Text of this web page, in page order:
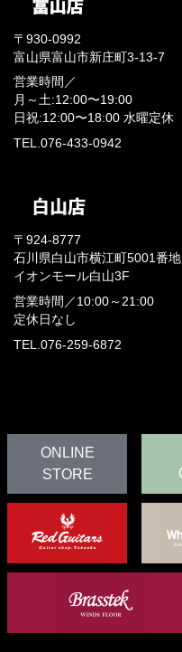
〒930-0992
富山県富山市新庄町3-13-7
営業時間／
月～土:12:00〜19:00
日祝:12:00〜18:00 水曜定休
TEL.076-433-0942
〒924-8777
石川県白山市横江町5001番地
イオンモール白山3F
営業時間／ 10:00～21:00
定休日なし
TEL.076-259-6872
ONLINE
STORE